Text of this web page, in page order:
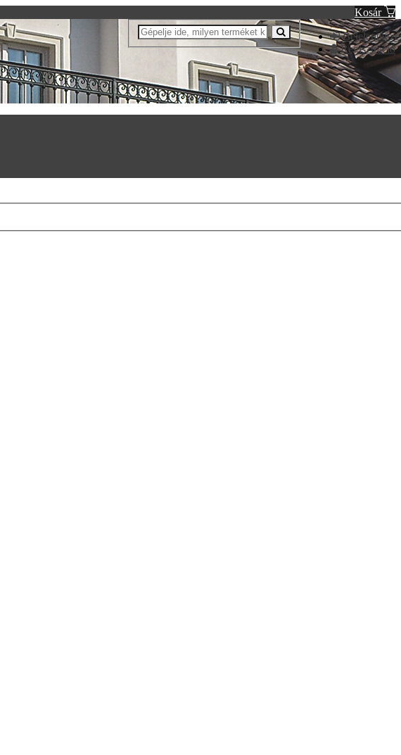
Kosár
Regisztráció